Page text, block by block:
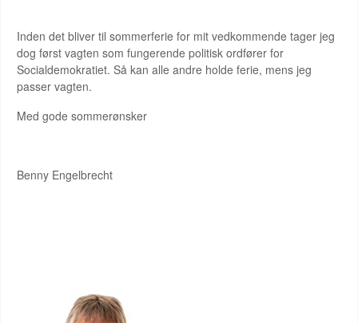
Inden det bliver til sommerferie for mit vedkommende tager jeg
dog først vagten som fungerende politisk ordfører for
Socialdemokratiet. Så kan alle andre holde ferie, mens jeg
passer vagten.
Med gode sommerønsker
Benny Engelbrecht